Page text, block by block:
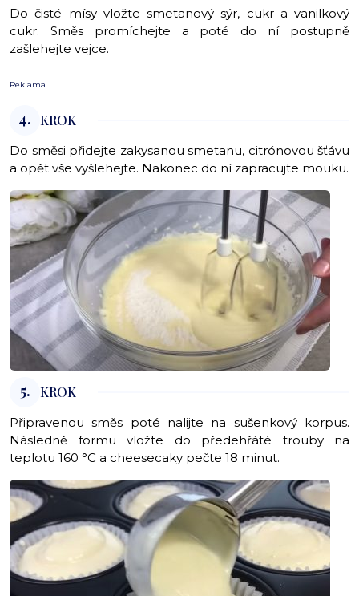
Do čisté mísy vložte smetanový sýr, cukr a vanilkový
cukr. Směs promíchejte a poté do ní postupně
zašlehejte vejce.
Reklama
4. KROK
Do směsi přidejte zakysanou smetanu, citrónovou šťávu
a opět vše vyšlehejte. Nakonec do ní zapracujte mouku.
5. KROK
Připravenou směs poté nalijte na sušenkový korpus.
Následně formu vložte do předehřáté trouby na
teplotu 160 °C a cheesecaky pečte 18 minut.